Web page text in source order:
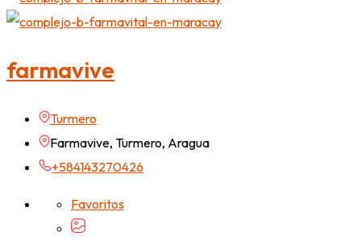
farmavive
Turmero
Farmavive, Turmero, Aragua
+584143270426
Favoritos